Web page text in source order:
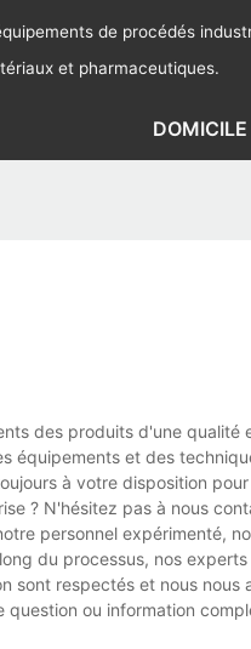
de procédés
et pharmaceutiques.
DOMICILE
des produits d'une
et des
à votre disposition
? N'hésitez pas à nous
personnel expérimenté,
du processus, nos
sont respectés et nous
ou information